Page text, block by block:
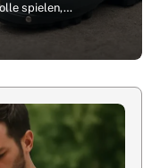
spielen,…